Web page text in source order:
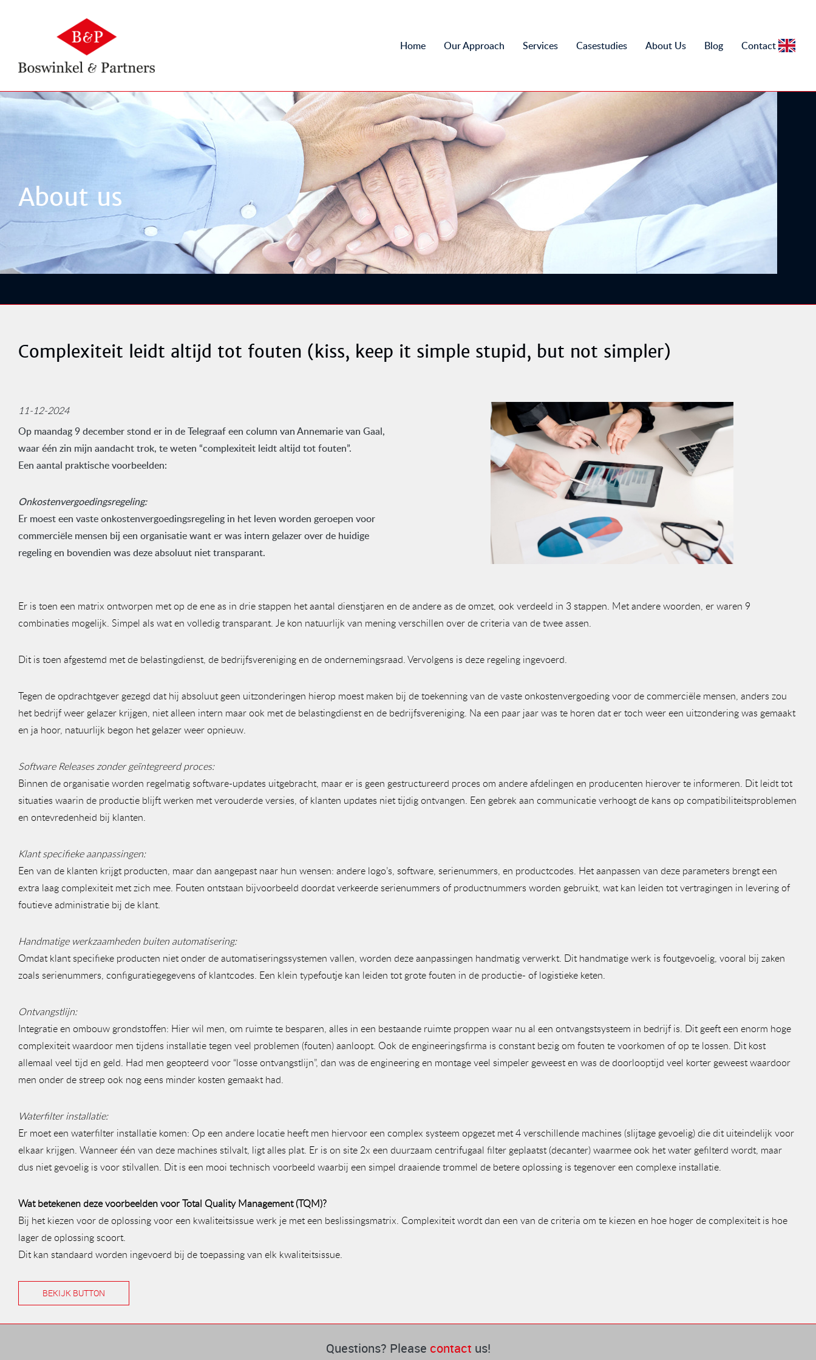
Home Our Approach Services Casestudies About Us Blog Contact
EN
About us
Complexiteit leidt altijd tot fouten (kiss, keep it simple stupid, but not simpler)
11-12-2024
Op maandag 9 december stond er in de Telegraaf een column van Annemarie van Gaal,
waar één zin mijn aandacht trok, te weten “complexiteit leidt altijd tot fouten”.
Een aantal praktische voorbeelden:
Onkostenvergoedingsregeling:
Er moest een vaste onkostenvergoedingsregeling in het leven worden geroepen voor
commerciële mensen bij een organisatie want er was intern gelazer over de huidige
regeling en bovendien was deze absoluut niet transparant.
Er is toen een matrix ontworpen met op de ene as in drie stappen het aantal dienstjaren en de andere as de omzet, ook verdeeld in 3 stappen. Met andere woorden, er waren 9
combinaties mogelijk. Simpel als wat en volledig transparant. Je kon natuurlijk van mening verschillen over de criteria van de twee assen.
Dit is toen afgestemd met de belastingdienst, de bedrijfsvereniging en de ondernemingsraad. Vervolgens is deze regeling ingevoerd.
Tegen de opdrachtgever gezegd dat hij absoluut geen uitzonderingen hierop moest maken bij de toekenning van de vaste onkostenvergoeding voor de commerciële mensen, anders zou
het bedrijf weer gelazer krijgen, niet alleen intern maar ook met de belastingdienst en de bedrijfsvereniging. Na een paar jaar was te horen dat er toch weer een uitzondering was gemaakt
en ja hoor, natuurlijk begon het gelazer weer opnieuw.
Software Releases zonder geïntegreerd proces:
Binnen de organisatie worden regelmatig software-updates uitgebracht, maar er is geen gestructureerd proces om andere afdelingen en producenten hierover te informeren. Dit leidt tot
situaties waarin de productie blijft werken met verouderde versies, of klanten updates niet tijdig ontvangen. Een gebrek aan communicatie verhoogt de kans op compatibiliteitsproblemen
en ontevredenheid bij klanten.
Klant specifieke aanpassingen:
Een van de klanten krijgt producten, maar dan aangepast naar hun wensen: andere logo’s, software, serienummers, en productcodes. Het aanpassen van deze parameters brengt een
extra laag complexiteit met zich mee. Fouten ontstaan bijvoorbeeld doordat verkeerde serienummers of productnummers worden gebruikt, wat kan leiden tot vertragingen in levering of
foutieve administratie bij de klant.
Handmatige werkzaamheden buiten automatisering:
Omdat klant specifieke producten niet onder de automatiseringssystemen vallen, worden deze aanpassingen handmatig verwerkt. Dit handmatige werk is foutgevoelig, vooral bij zaken
zoals serienummers, configuratiegegevens of klantcodes. Een klein typefoutje kan leiden tot grote fouten in de productie- of logistieke keten.
Ontvangstlijn:
Integratie en ombouw grondstoffen: Hier wil men, om ruimte te besparen, alles in een bestaande ruimte proppen waar nu al een ontvangstsysteem in bedrijf is. Dit geeft een enorm hoge
complexiteit waardoor men tijdens installatie tegen veel problemen (fouten) aanloopt. Ook de engineeringsfirma is constant bezig om fouten te voorkomen of op te lossen. Dit kost
allemaal veel tijd en geld. Had men geopteerd voor “losse ontvangstlijn”, dan was de engineering en montage veel simpeler geweest en was de doorlooptijd veel korter geweest waardoor
men onder de streep ook nog eens minder kosten gemaakt had.
Waterfilter installatie:
Er moet een waterfilter installatie komen: Op een andere locatie heeft men hiervoor een complex systeem opgezet met 4 verschillende machines (slijtage gevoelig) die dit uiteindelijk voor
elkaar krijgen. Wanneer één van deze machines stilvalt, ligt alles plat. Er is on site 2x een duurzaam centrifugaal filter geplaatst (decanter) waarmee ook het water gefilterd wordt, maar
dus niet gevoelig is voor stilvallen. Dit is een mooi technisch voorbeeld waarbij een simpel draaiende trommel de betere oplossing is tegenover een complexe installatie.
Wat betekenen deze voorbeelden voor Total Quality Management (TQM)?
Bij het kiezen voor de oplossing voor een kwaliteitsissue werk je met een beslissingsmatrix. Complexiteit wordt dan een van de criteria om te kiezen en hoe hoger de complexiteit is hoe
lager de oplossing scoort.
Dit kan standaard worden ingevoerd bij de toepassing van elk kwaliteitsissue.
BEKIJK BUTTON
Questions? Please contact us!